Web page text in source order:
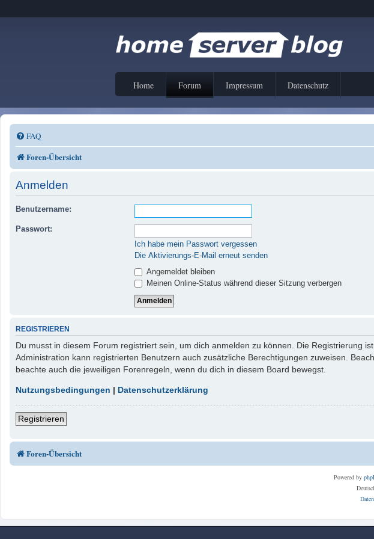
Home Forum Impressum Datenschutz
FAQ
Foren-Übersicht
Anmelden
Benutzername:
Passwort:
Ich habe mein Passwort vergessen
Die Aktivierungs-E-Mail erneut senden
Angemeldet bleiben
Meinen Online-Status während dieser Sitzung verbergen
REGISTRIEREN
Du musst in diesem Forum registriert sein, um dich anmelden zu können. Die Registrierung
Administration kann registrierten Benutzern auch zusätzliche Berechtigungen zuweisen.
beachte auch die jeweiligen Forenregeln, wenn du dich in diesem Board bewegst.
Nutzungsbedingungen | Datenschutzerklärung
Registrieren
Foren-Übersicht
Powered by